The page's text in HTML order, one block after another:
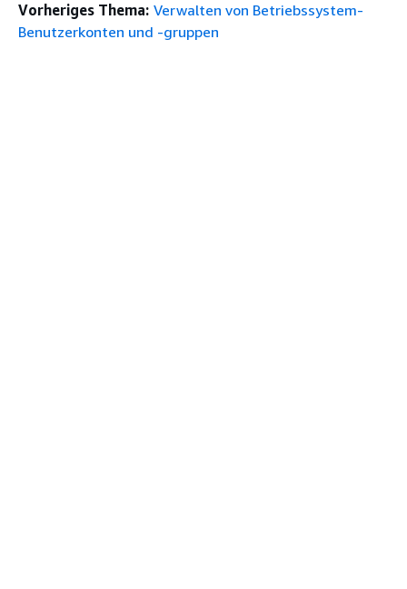
Vorheriges Thema: Verwalten von Betriebssystem-
Benutzerkonten und -gruppen